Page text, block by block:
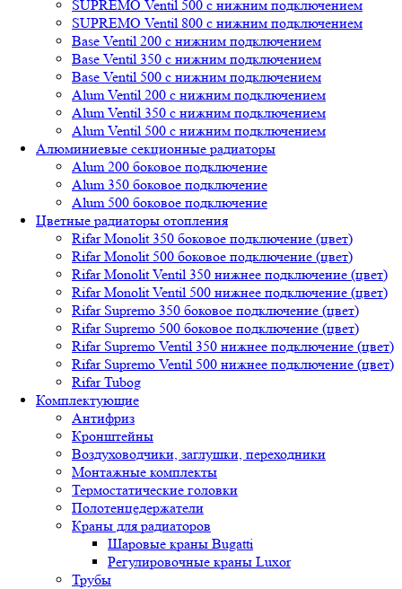
SUPREMO Ventil 500 с нижним подключением
SUPREMO Ventil 800 с нижним подключением
Base Ventil 200 с нижним подключением
Base Ventil 350 с нижним подключением
Base Ventil 500 с нижним подключением
Alum Ventil 200 с нижним подключением
Alum Ventil 350 с нижним подключением
Alum Ventil 500 с нижним подключением
Алюминиевые секционные радиаторы
Alum 200 боковое подключение
Alum 350 боковое подключение
Alum 500 боковое подключение
Цветные радиаторы отопления
Rifar Monolit 350 боковое подключение (цвет)
Rifar Monolit 500 боковое подключение (цвет)
Rifar Monolit Ventil 350 нижнее подключение (цвет)
Rifar Monolit Ventil 500 нижнее подключение (цвет)
Rifar Supremo 350 боковое подключение (цвет)
Rifar Supremo 500 боковое подключение (цвет)
Rifar Supremo Ventil 350 нижнее подключение (цвет)
Rifar Supremo Ventil 500 нижнее подключение (цвет)
Rifar Tubog
Комплектующие
Антифриз
Кронштейны
Воздуховодчики, заглушки, переходники
Монтажные комплекты
Термостатические головки
Полотенцедержатели
Краны для радиаторов
Шаровые краны Bugatti
Регулировочные краны Luxor
Трубы